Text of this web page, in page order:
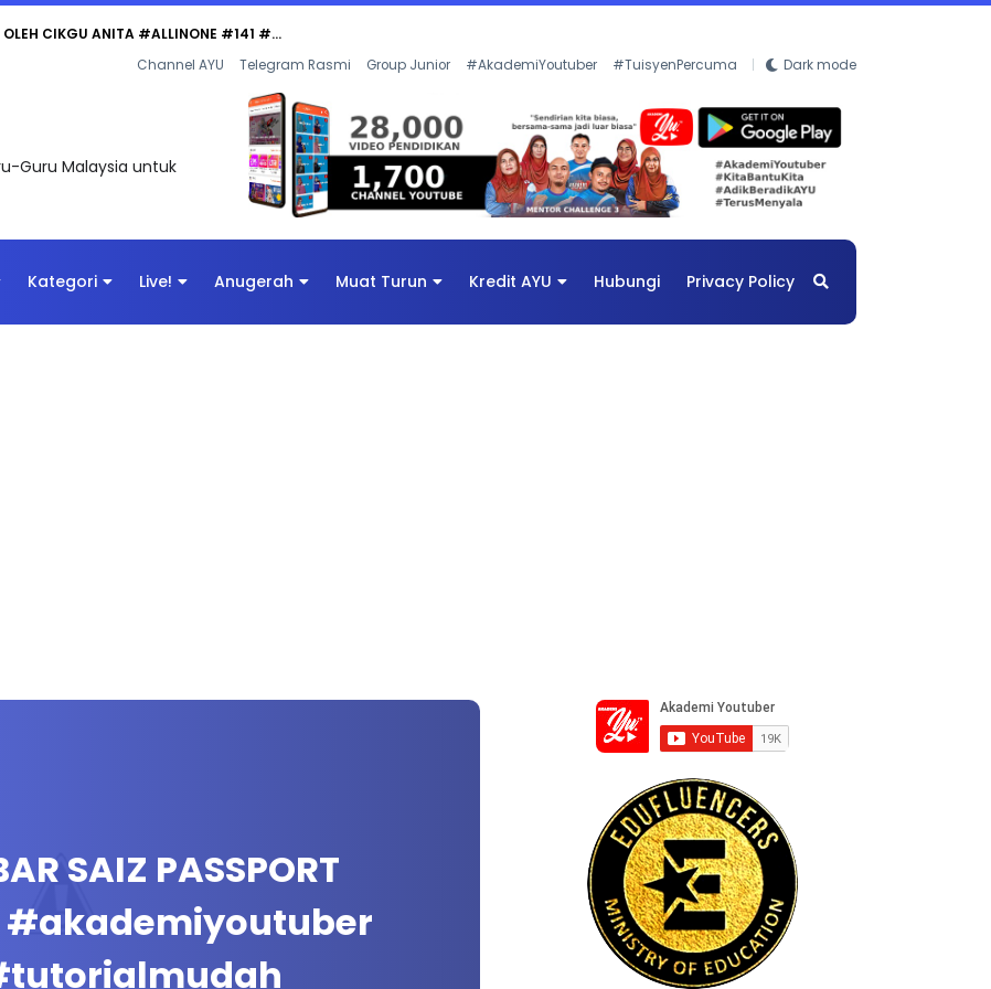
CIKGU ANITA #ALLINONE #141 #...
Channel AYU Telegram Rasmi Group Junior #AkademiYoutuber #TuisyenPercuma Dark mode
Guru Malaysia untuk
Kategori Live! Anugerah Muat Turun Kredit AYU Hubungi Privacy Policy
SAIZ PASSPORT
#akademiyoutuber